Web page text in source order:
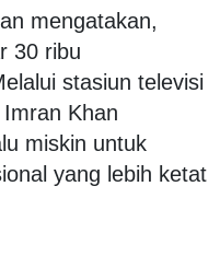
mengatakan,
30 ribu
stasiun televisi
Khan
miskin untuk
yang lebih ketat